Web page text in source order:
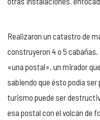
Realizaron un catastro de
construyeron 4 o 5
«una postal», un mirador
sabiendo que ésto podía ser
turismo puede ser
esa postal con el volcán de